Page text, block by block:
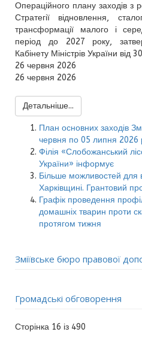
Операційного плану заходів з
Стратегії відновлення,
трансформації малого і
період до 2027 року,
Кабінету Міністрів України
26 червня 2026
26 червня 2026
Детальніше...
План основних заходів
червня по 05 липня 2026
Філія «Слобожанський
України» інформує
Більше можливостей для
Харківщині. Грантовий
Графік проведення
домашніх тварин проти
протягом тижня
Зміївське бюро правової
Громадські обговорення
Сторінка 16 із 490